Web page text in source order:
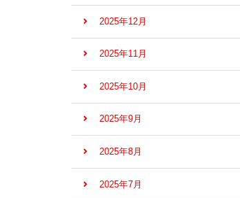
2025年12月
2025年11月
2025年10月
2025年9月
2025年8月
2025年7月